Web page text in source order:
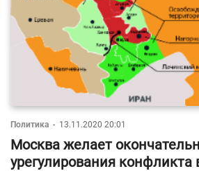
Политика - 13.11.2020 20:01
Москва желает
урегулирования конфликта